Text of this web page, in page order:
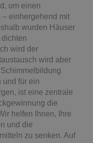
um einen
– einhergehend mit
wurden Häuser
wird der
wird aber
und für ein
ist eine zentrale
die
helfen Ihnen, Ihre
und die
zu senken. Auf